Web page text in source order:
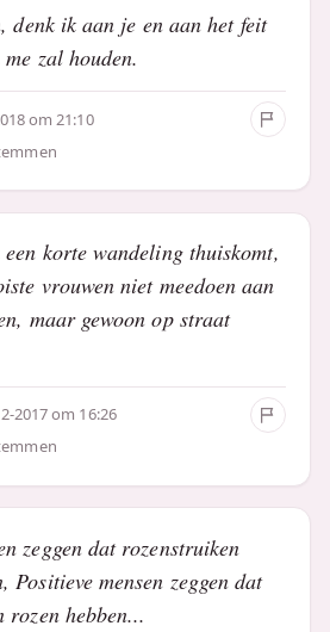
denk ik aan je en aan het feit
zal houden.
om 21:10
korte wandeling thuiskomt,
vrouwen niet meedoen aan
maar gewoon op straat
2017 om 16:26
zeggen dat rozenstruiken
Positieve mensen zeggen dat
hebben...